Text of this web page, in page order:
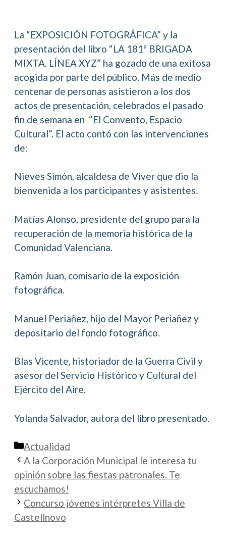
La “EXPOSICIÓN FOTOGRÁFICA” y la
presentación del libro “LA 181ª BRIGADA
MIXTA. LÍNEA XYZ” ha gozado de una exitosa
acogida por parte del público. Más de medio
centenar de personas asistieron a los dos
actos de presentación, celebrados el pasado
fin de semana en “El Convento, Espacio
Cultural”. El acto contó con las intervenciones
de:
Nieves Simón, alcaldesa de Viver que dio la
bienvenida a los participantes y asistentes.
Matías Alonso, presidente del grupo para la
recuperación de la memoria histórica de la
Comunidad Valenciana.
Ramón Juan, comisario de la exposición
fotográfica.
Manuel Periañez, hijo del Mayor Periañez y
depositario del fondo fotográfico.
Blas Vicente, historiador de la Guerra Civil y
asesor del Servicio Histórico y Cultural del
Ejército del Aire.
Yolanda Salvador, autora del libro presentado.
Categorías
Actualidad
A la Corporación Municipal le interesa tu
opinión sobre las fiestas patronales. Te
escuchamos!
Concurso jóvenes intérpretes Villa de
Castellnovo